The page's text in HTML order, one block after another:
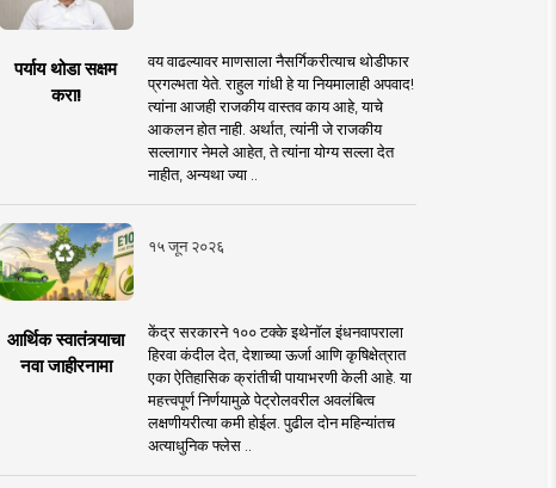
पर्याय थोडा सक्षम
करा!
वय वाढल्यावर माणसाला नैसर्गिकरीत्याच थोडीफार
प्रगल्भता येते. राहुल गांधी हे या नियमालाही अपवाद!
त्यांना आजही राजकीय वास्तव काय आहे, याचे
आकलन होत नाही. अर्थात, त्यांनी जे राजकीय
सल्लागार नेमले आहेत, ते त्यांना योग्य सल्ला देत
नाहीत, अन्यथा ज्या ..
१५ जून २०२६
आर्थिक स्वातंत्र्याचा
नवा जाहीरनामा
केंद्र सरकारने १०० टक्के इथेनॉल इंधनवापराला
हिरवा कंदील देत, देशाच्या ऊर्जा आणि कृषिक्षेत्रात
एका ऐतिहासिक क्रांतीची पायाभरणी केली आहे. या
महत्त्वपूर्ण निर्णयामुळे पेट्रोलवरील अवलंबित्व
लक्षणीयरीत्या कमी होईल. पुढील दोन महिन्यांतच
अत्याधुनिक फ्लेस ..